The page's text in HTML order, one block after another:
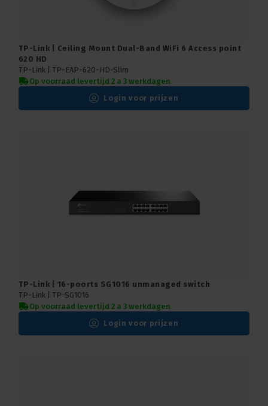
TP-Link | Ceiling Mount Dual-Band WiFi 6 Access point
620 HD
TP-Link | TP-EAP-620-HD-Slim
Op voorraad levertijd 2 a 3 werkdagen
Login voor prijzen
TP-Link | 16-poorts SG1016 unmanaged switch
TP-Link | TP-SG1016
Op voorraad levertijd 2 a 3 werkdagen
Login voor prijzen